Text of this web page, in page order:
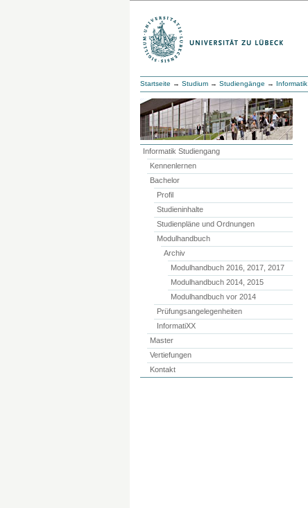
Startseite → Studium → Studiengänge → Informatik
Informatik Studiengang
Kennenlernen
Bachelor
Profil
Studieninhalte
Studienpläne und Ordnungen
Modulhandbuch
Archiv
Modulhandbuch 2016, 2017, 2017
Modulhandbuch 2014, 2015
Modulhandbuch vor 2014
Prüfungsangelegenheiten
InformatiXX
Master
Vertiefungen
Kontakt